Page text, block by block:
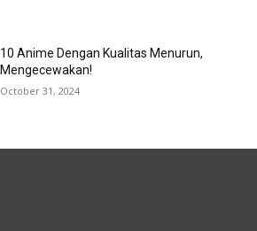
10 Anime Dengan Kualitas Menurun,
Mengecewakan!
October 31, 2024